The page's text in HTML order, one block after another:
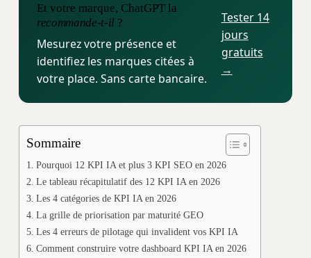
Et votre marque, ChatGPT la
recommande-t-il ?
Mesurez votre présence et
identifiez les marques citées à
votre place. Sans carte bancaire.
Tester 14
jours
gratuits
→
Sommaire
Pourquoi 12 KPI IA et plus 3 KPI SEO en 2026
Le tableau récapitulatif des 12 KPI IA en 2026
Les 4 catégories de KPI IA en 2026
La grille de priorisation par maturité GEO
Les 4 erreurs de pilotage qui invalident vos KPI IA
Comment construire votre dashboard KPI IA en 2026